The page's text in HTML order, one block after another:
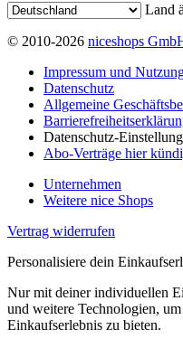
Land
© 2010-2026 niceshops
Impressum und
Datenschutz
Allgemeine
Datenschutz-
Abo-Verträge hier
Unternehmen
Weitere nice Shops
Vertrag widerrufen
Personalisiere dein
Nur mit deiner individuellen
und weitere Technologien,
Einkaufserlebnis zu bieten.